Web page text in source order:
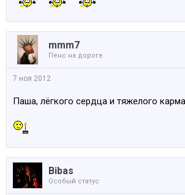
mmm7
Пенс на дороге
7 ноя 2012
Паша, лёгкого сердца и тяжелого
Bibas
Особый статус